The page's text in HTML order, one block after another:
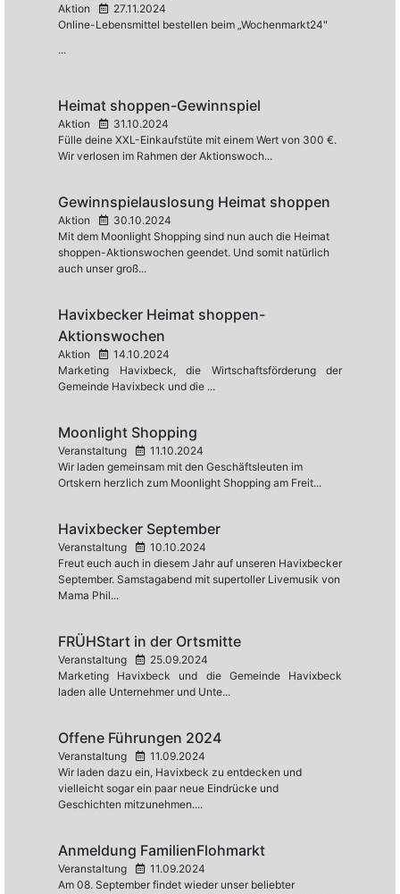
Aktion
27.11.2024
Online-Lebensmittel bestellen beim „Wochenmarkt24"
...
Heimat shoppen-Gewinnspiel
Aktion
31.10.2024
Fülle deine XXL-Einkaufstüte mit einem Wert von 300 €.
Wir verlosen im Rahmen der Aktionswoch...
Gewinnspielauslosung Heimat shoppen
Aktion
30.10.2024
Mit dem Moonlight Shopping sind nun auch die Heimat
shoppen-Aktionswochen geendet. Und somit natürlich
auch unser groß...
Havixbecker Heimat shoppen-
Aktionswochen
Aktion
14.10.2024
Marketing Havixbeck, die Wirtschaftsförderung der
Gemeinde Havixbeck und die ...
Moonlight Shopping
Veranstaltung
11.10.2024
Wir laden gemeinsam mit den Geschäftsleuten im
Ortskern herzlich zum Moonlight Shopping am Freit...
Havixbecker September
Veranstaltung
10.10.2024
Freut euch auch in diesem Jahr auf unseren Havixbecker
September. Samstagabend mit supertoller Livemusik von
Mama Phil...
FRÜHStart in der Ortsmitte
Veranstaltung
25.09.2024
Marketing Havixbeck und die Gemeinde Havixbeck
laden alle Unternehmer und Unte...
Offene Führungen 2024
Veranstaltung
11.09.2024
Wir laden dazu ein, Havixbeck zu entdecken und
vielleicht sogar ein paar neue Eindrücke und
Geschichten mitzunehmen....
Anmeldung FamilienFlohmarkt
Veranstaltung
11.09.2024
Am 08. September findet wieder unser beliebter